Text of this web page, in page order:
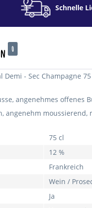
Schnelle
0
- Sec Champagne
angenehmes
angenehm
75 cl
12 %
Frankreich
Wein /
Ja